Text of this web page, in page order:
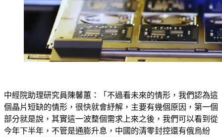
中經院助理研究員陳馨蕙：「不過看未來的情形，我們認為這
個晶片短缺的情形，很快就會紓解，主要有幾個原因，第一個
部分就是說，其實這一波整個需求上來之後，我們可以看到從